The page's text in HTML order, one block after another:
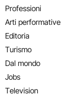
Professioni
Arti performative
Editoria
Turismo
Dal mondo
Jobs
Television